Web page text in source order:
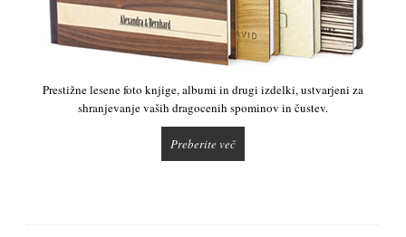
Prestižne lesene foto knjige, albumi in drugi izdelki, ustvarjeni za
shranjevanje vaših dragocenih spominov in čustev.
Preberite več